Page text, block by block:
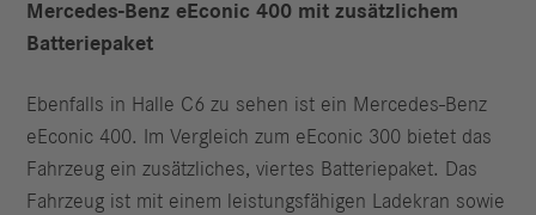
Mercedes-Benz eEconic 400 mit zusätzlichem
Batteriepaket
Ebenfalls in Halle C6 zu sehen ist ein Mercedes-Benz
eEconic 400. Im Vergleich zum eEconic 300 bietet das
Fahrzeug ein zusätzliches, viertes Batteriepaket. Das
Fahrzeug ist mit einem leistungsfähigen Ladekran sowie